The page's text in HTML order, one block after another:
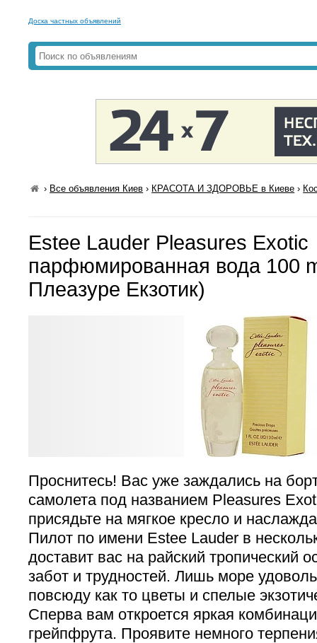
Доска частных объявлений
› Все объявления Киев › КРАСОТА И ЗДОРОВЬЕ в Киеве ›
Estee Lauder Pleasures Exotic
парфюмированная вода 100
Плеазуре Екзотик)
Проснитесь! Вас уже заждались на
самолета под названием Pleasures
присядьте на мягкое кресло и
Пилот по имени Estee Lauder в
доставит вас на райский тропический
забот и трудностей. Лишь море
повсюду как то цветы и спелые
Сперва вам откроется яркая
грейпфрута. Проявите немного